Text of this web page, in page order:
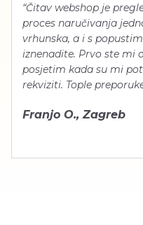
“Čitav webshop je
proces naručivanja
vrhunska, a i s
iznenadite. Prvo ste mi
posjetim kada su mi
rekviziti. Tople
Franjo O., Zagreb